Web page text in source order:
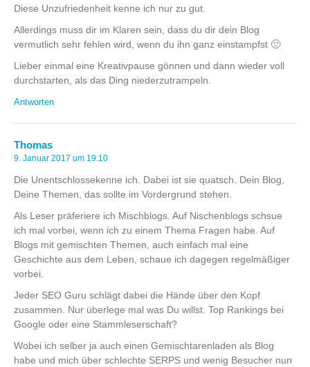
Diese Unzufriedenheit kenne ich nur zu gut.
Allerdings muss dir im Klaren sein, dass du dir dein Blog
vermutlich sehr fehlen wird, wenn du ihn ganz einstampfst 🙂
Lieber einmal eine Kreativpause gönnen und dann wieder voll
durchstarten, als das Ding niederzutrampeln.
Antworten
Thomas
9. Januar 2017 um 19:10
Die Unentschlossekenne ich. Dabei ist sie quatsch. Dein Blog,
Deine Themen, das sollte im Vordergrund stehen.
Als Leser präferiere ich Mischblogs. Auf Nischenblogs schsue
ich mal vorbei, wenn ich zu einem Thema Fragen habe. Auf
Blogs mit gemischten Themen, auch einfach mal eine
Geschichte aus dem Leben, schaue ich dagegen regelmäßiger
vorbei.
Jeder SEO Guru schlägt dabei die Hände über den Kopf
zusammen. Nur überlege mal was Du willst. Top Rankings bei
Google oder eine Stammleserschaft?
Wobei ich selber ja auch einen Gemischtarenladen als Blog
habe und mich über schlechte SERPS und wenig Besucher nun